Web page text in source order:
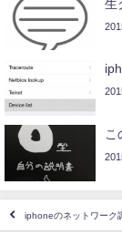
生
こ
iphoneのネットワーク